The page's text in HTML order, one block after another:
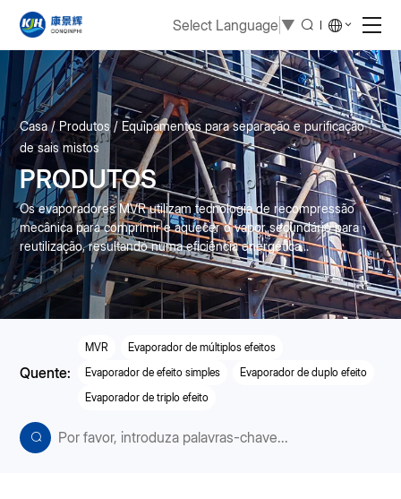
Select Language ▼
Casa Produtos
Equipamentos para separação e purificação
de sais mistos
PRODUTOS
Os evaporadores MVR utilizam tecnologia de recompressão
mecânica para comprimir e aquecer o vapor secundário para
reutilização, resultando numa eficiência energética...
Quente:
MVR
Evaporador de múltiplos efeitos
Evaporador de efeito simples
Evaporador de duplo efeito
Evaporador de triplo efeito